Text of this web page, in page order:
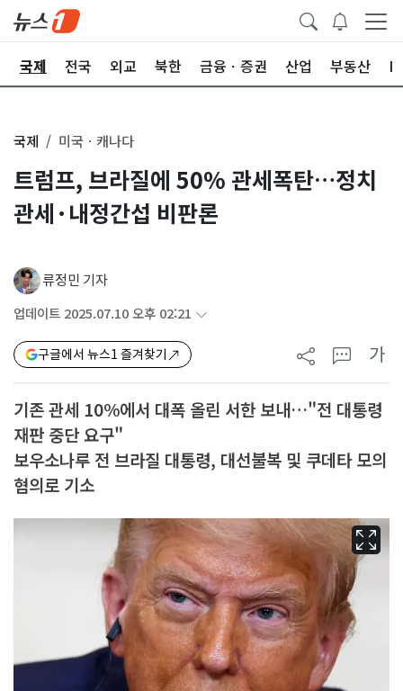
국제 전국 외교 북한 금융ㆍ증권 산업 부동산
국제 미국ㆍ캐나다
트럼프, 브라질에 50% 관세폭탄…정치
관세·내정간섭 비판론
류정민 기자
업데이트 2025.07.10 오후 02:21
구글에서 뉴스1 즐겨찾기 가
기존 관세 10%에서 대폭 올린 서한 보내…"전 대통령
재판 중단 요구"
보우소나루 전 브라질 대통령, 대선불복 및 쿠데타 모의
혐의로 기소